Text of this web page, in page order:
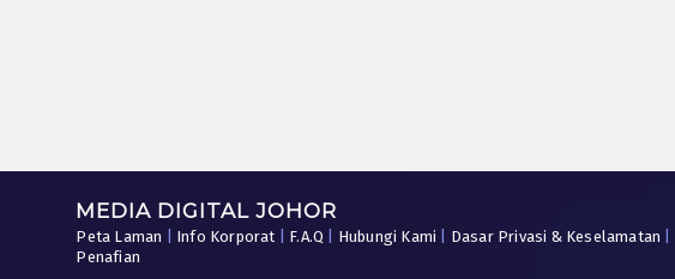
MEDIA DIGITAL JOHOR
Peta Laman Info Korporat F.A.Q Hubungi Kami Dasar Privasi & Keselamatan
Penafian